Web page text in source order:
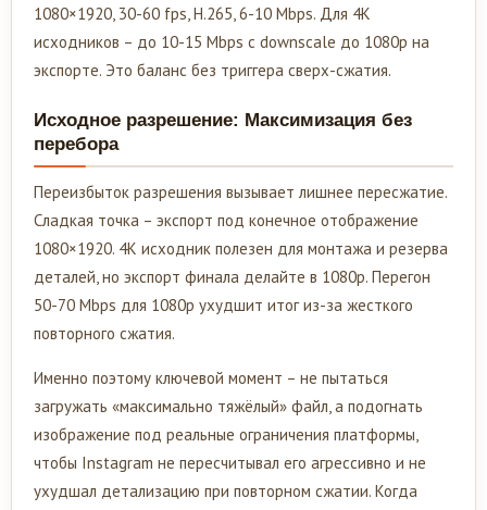
1080×1920, 30-60 fps, H.265, 6-10 Mbps. Для 4K
исходников – до 10-15 Mbps с downscale до 1080p на
экспорте. Это баланс без триггера сверх-сжатия.
Исходное разрешение: Максимизация без
перебора
Переизбыток разрешения вызывает лишнее пересжатие.
Сладкая точка – экспорт под конечное отображение
1080×1920. 4K исходник полезен для монтажа и резерва
деталей, но экспорт финала делайте в 1080p. Перегон
50-70 Mbps для 1080p ухудшит итог из-за жесткого
повторного сжатия.
Именно поэтому ключевой момент – не пытаться
загружать «максимально тяжёлый» файл, а подогнать
изображение под реальные ограничения платформы,
чтобы Instagram не пересчитывал его агрессивно и не
ухудшал детализацию при повторном сжатии. Когда